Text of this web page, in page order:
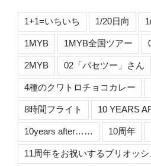
1+1=いちいち 1/20日向
1MYB 1MYB全国ツアー
2MYB 02「パセツー」さん
4種のクワトロチョコカレー
8時間フライト 10 YEARS
10years after…… 10周年
11周年をお祝いするブリオッ